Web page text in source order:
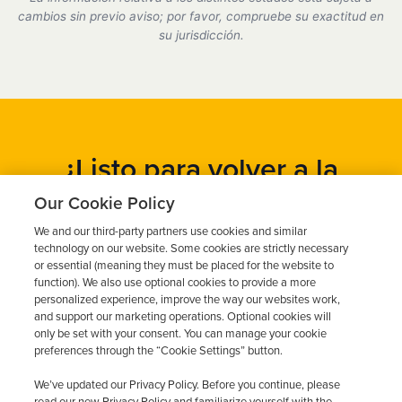
cumplimos plenamente con todos los requisitos del
cambios sin previo aviso; por favor, compruebe su exactitud en
su jurisdicción.
¿Listo para volver a la
carretera?
Obtén un presupuesto gratuito en cuestión de minutos y
programa tu instalación hoy mismo.
Solicita un presupuesto gratuito
Our Cookie Policy
We and our third-party partners use cookies and similar
technology on our website. Some cookies are strictly necessary
or essential (meaning they must be placed for the website to
function). We also use optional cookies to provide a more
personalized experience, improve the way our websites work,
and support our marketing operations. Optional cookies will
only be set with your consent. You can manage your cookie
preferences through the “Cookie Settings” button.
We’ve updated our Privacy Policy. Before you continue, please